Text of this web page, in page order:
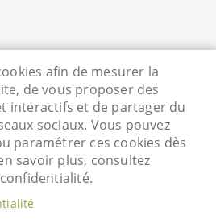
Vieille Saint Martin - 95800
- Tél. 01 34 46 72 00
afin de mesurer la
de vous proposer des
interactifs et de partager du
sociaux. Vous pouvez
paramétrer ces cookies dès
savoir plus, consultez